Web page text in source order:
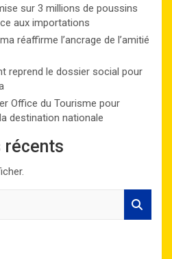
sur 3 millions de poussins
aux importations
réaffirme l’ancrage de l’amitié
reprend le dossier social pour
Office du Tourisme pour
destination nationale
récents